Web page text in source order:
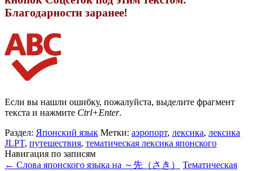
Благодарности заранее!
Если вы нашли ошибку, пожалуйста, выделите фрагмент
текста и нажмите Ctrl+Enter.
Раздел: Японский язык Метки: аэропорт, лексика, лексика
JLPT, путешествия, тематическая лексика японского
Навигация по записям
← Cлова японского языка на ～先（さき）
Тематическая